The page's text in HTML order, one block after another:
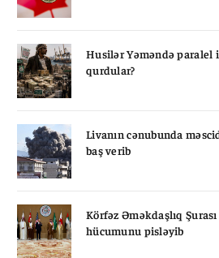
Husilər Yəməndə paralel
qurdular?
Livanın cənubunda
baş verib
Körfəz Əməkdaşlıq
hücumunu pisləyib